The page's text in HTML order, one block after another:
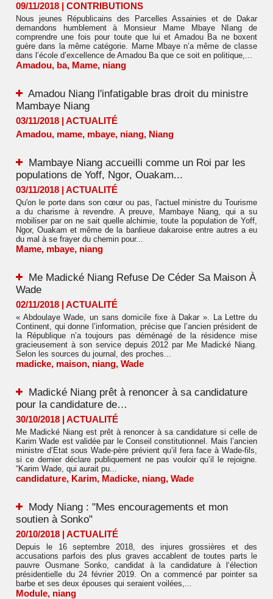
09/11/2018 | CONTRIBUTIONS
Nous jeunes Républicains des Parcelles Assainies et de Dakar
demandons humblement à Monsieur Mame Mbaye NIang de
comprendre une fois pour toute que lui et Amadou Ba ne boxent
guère dans la même catégorie. Mame Mbaye n’a même de classe
dans l’école d’excellence de Amadou Ba que ce soit en politique,...
Amadou, ba, Mame, niang
Amadou Niang l'infatigable bras droit du ministre
Mambaye Niang
03/11/2018 | ACTUALITÉ
Amadou, mame, mbaye, niang, Niang
Mambaye Niang accueilli comme un Roi par les
populations de Yoff, Ngor, Ouakam...
03/11/2018 | ACTUALITÉ
Qu'on le porte dans son cœur ou pas, l'actuel ministre du Tourisme
a du charisme à revendre. A preuve, Mambaye Niang, qui a su
mobiliser par on ne sait quelle alchimie, toute la population de Yoff,
Ngor, Ouakam et même de la banlieue dakaroise entre autres a eu
du mal à se frayer du chemin pour...
Mame, mbaye, niang
Me Madické Niang Refuse De Céder Sa Maison À
Wade
02/11/2018 | ACTUALITÉ
« Abdoulaye Wade, un sans domicile fixe à Dakar ». La Lettre du
Continent, qui donne l’information, précise que l’ancien président de
la République n’a toujours pas déménagé de la résidence mise
gracieusement à son service depuis 2012 par Me Madické Niang.
Selon les sources du journal, des proches...
madicke, maison, niang, Wade
Madické Niang prêt à renoncer à sa candidature
pour la candidature de…
30/10/2018 | ACTUALITÉ
Me Madické Niang est prêt à renoncer à sa candidature si celle de
Karim Wade est validée par le Conseil constitutionnel. Mais l’ancien
ministre d’Etat sous Wade-père prévient qu’il fera face à Wade-fils,
si ce dernier déclare publiquement ne pas vouloir qu’il le rejoigne.
“Karim Wade, qui aurait pu...
candidature, Karim, Madicke, niang, Wade
Mody Niang : "Mes encouragements et mon
soutien à Sonko"
20/10/2018 | ACTUALITÉ
Depuis le 16 septembre 2018, des injures grossières et des
accusations parfois des plus graves accablent de toutes parts le
pauvre Ousmane Sonko, candidat à la candidature à l‘élection
présidentielle du 24 février 2019. On a commencé par pointer sa
barbe et ses deux épouses qui seraient voilées,...
Module, niang